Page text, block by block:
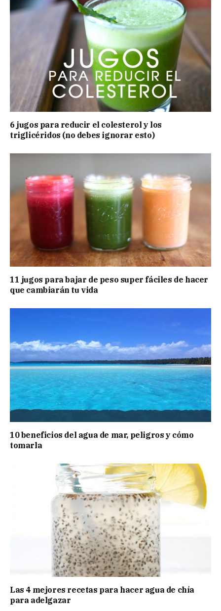
6 jugos para reducir el colesterol y los
triglicéridos (no debes ignorar esto)
11 jugos para bajar de peso super fáciles de hacer
que cambiarán tu vida
10 beneficios del agua de mar, peligros y cómo
tomarla
Las 4 mejores recetas para hacer agua de chía
para adelgazar